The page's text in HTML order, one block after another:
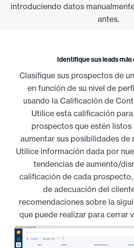
introduciendo datos
antes.
Identifique sus leads más
Clasifique sus prospectos de
en función de su nivel de
usando la Calificación de
Utilice esta calificación
prospectos que estén listos
aumentar sus posibilidades de
Utilice información dada por
tendencias de aumento/
calificación de cada
de adecuación del
recomendaciones sobre la
que puede realizar para cerrar